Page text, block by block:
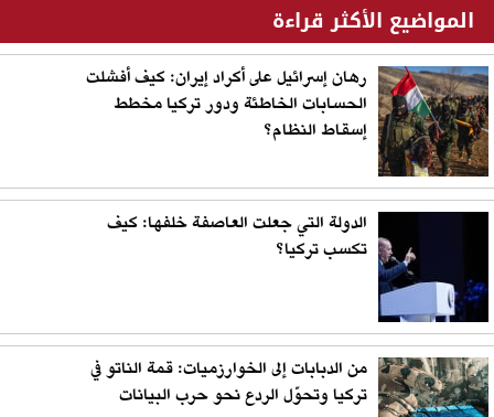
المواضيع الأكثر قراءة
رهان إسرائيل على أكراد إيران: كيف أفشلت
الحسابات الخاطئة ودور تركيا مخطط
إسقاط النظام؟
الدولة التي جعلت العاصفة خلفها: كيف
تكسب تركيا؟
من الدبابات إلى الخوارزميات: قمة الناتو في
تركيا وتحوّل الردع نحو حرب البيانات